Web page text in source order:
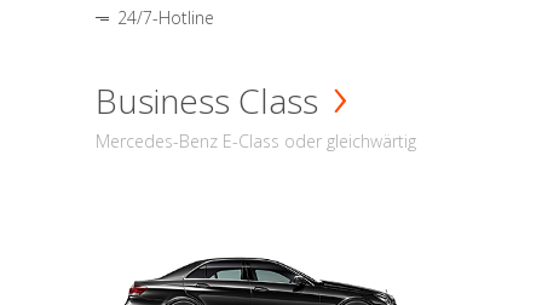
24/7-Hotline
Business Class
Mercedes-Benz E-Class oder gleichwärtig